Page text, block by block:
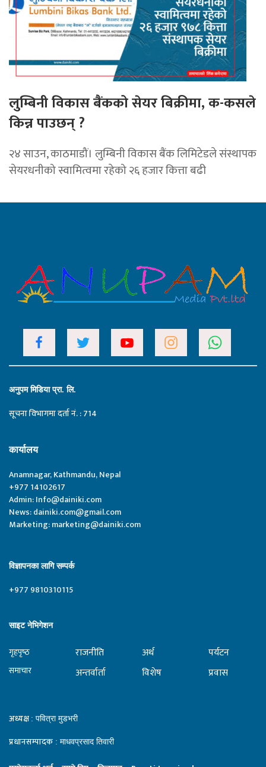
लुम्बिनी विकास बैंकको सेयर बिक्रीमा, क-कसले
किन्न पाउछन् ?
२४ साउन, काठमाडौं। लुम्बिनी विकास बैंक लिमिटेडले संस्थापक
सेयरधनीको स्वामित्वमा रहेको २६ हजार कित्ता बढी
अनुपम मिडिया प्रा. लि.
सूचना विभागमा दर्ता नं. : 714
कार्यालय
Anamnagar, Kathmandu, Nepal
+977 14102617
Admin:Info@dainiki.com
News:dainiki.com@gmail.com
Marketing:marketing@dainiki.com
विज्ञापनका लागि सम्पर्क
+977 9810310115
साइट नेभिगेशन
गृहपृष्‍ठ
समाचार
राजनीति
अन्तर्वार्ता
अर्थ
विशेष
पर्यटन
प्रवास
अध्यक्ष : पवित्रा मुडभरी
प्रधानसम्पादक : माधवप्रसाद तिवारी